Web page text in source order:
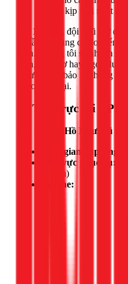
để họ kịp thời ngắt
Tại 1Fix.vn, đội ngũ thợ
bị đầy đủ dụng cụ đo kiểm
toàn. Chúng tôi sẽ nhanh
điện, công tơ hay ngoài
tối ưu, đảm bảo hệ thống
an toàn trở lại.
📍 Thợ trực tại
Hồ Như Vũ
Thời gian đáp ứng:
Khu vực phục vụ:
(50km)
Hotline: